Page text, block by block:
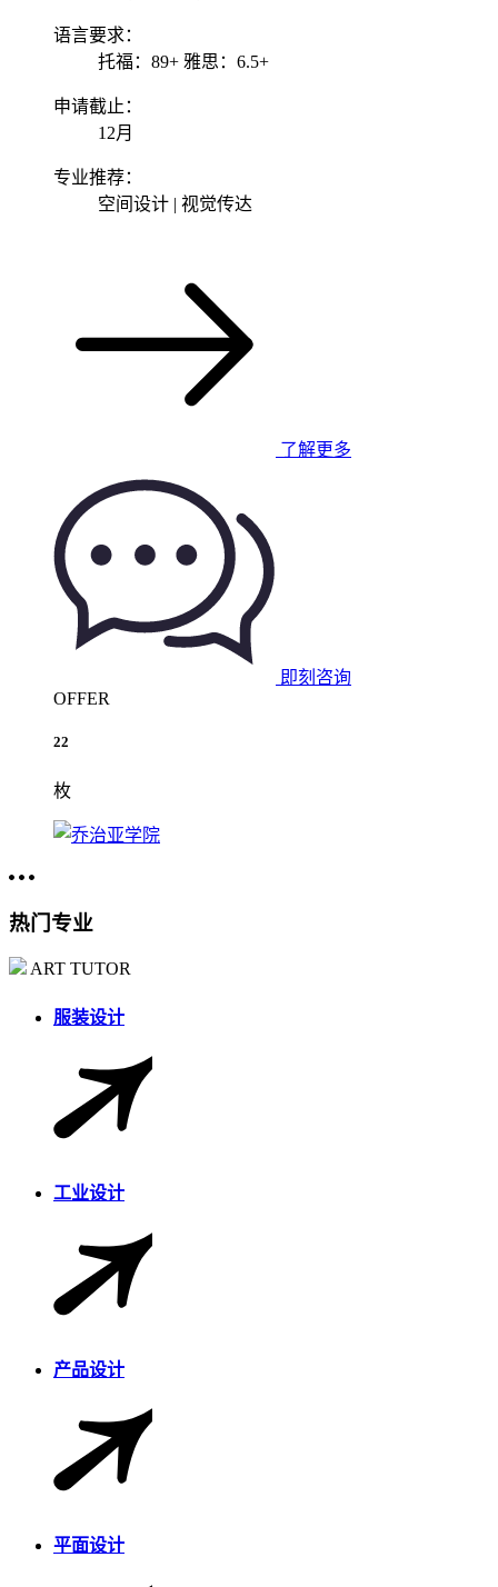
语言要求：
托福：89+ 雅思：6.5+
申请截止：
12月
专业推荐：
空间设计 | 视觉传达
了解更多
即刻咨询
OFFER
22
枚
热门专业
ART TUTOR
服装设计
工业设计
产品设计
平面设计